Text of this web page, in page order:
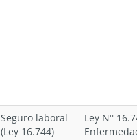
Seguro laboral
(Ley 16.744)
Ley N°